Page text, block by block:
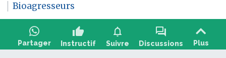
Bioagresseurs
Partager
thumb_up
Instructif
notifications
Suivre
forum
Discussions Plus